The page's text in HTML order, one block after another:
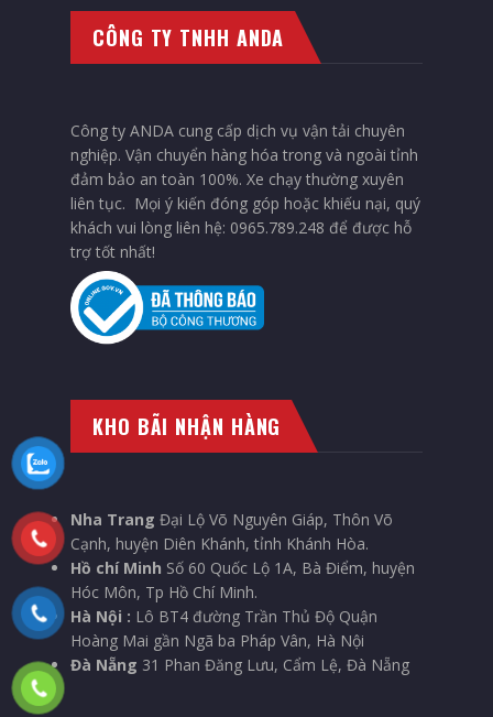
CÔNG TY TNHH ANDA
Công ty ANDA cung cấp dịch vụ vận tải chuyên
nghiệp. Vận chuyển hàng hóa trong và ngoài tỉnh
đảm bảo an toàn 100%. Xe chạy thường xuyên
liên tục. Mọi ý kiến đóng góp hoặc khiếu nại, quý
khách vui lòng liên hệ: 0965.789.248 để được hỗ
trợ tốt nhất!
KHO BÃI NHẬN HÀNG
Nha Trang Đại Lộ Võ Nguyên Giáp, Thôn Võ
Cạnh, huyện Diên Khánh, tỉnh Khánh Hòa.
Hồ chí Minh Số 60 Quốc Lộ 1A, Bà Điểm, huyện
Hóc Môn, Tp Hồ Chí Minh.
Hà Nội : Lô BT4 đường Trần Thủ Độ Quận
Hoàng Mai gần Ngã ba Pháp Vân, Hà Nội
Đà Nẵng 31 Phan Đăng Lưu, Cẩm Lệ, Đà Nẵng